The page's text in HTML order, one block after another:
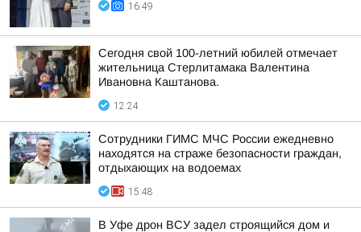
16:49
Сегодня свой 100-летний юбилей отмечает
жительница Стерлитамака Валентина
Ивановна Каштанова.
12:24
Сотрудники ГИМС МЧС России ежедневно
находятся на страже безопасности граждан,
отдыхающих на водоемах
15:48
В Уфе дрон ВСУ задел строящийся дом и